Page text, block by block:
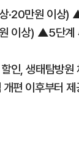
·20만원 이
이상) ▲5단계
인, 생태탐방
편 이후부터